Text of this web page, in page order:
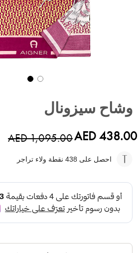
بداية
معرض
وشاح سيزونال
AED 438.00
AED 1,095.00
احصل على 438 نقطة ولاء تراجر